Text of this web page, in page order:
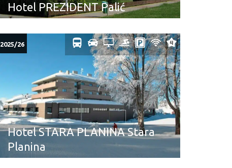
Hotel PREZIDENT Palić
Hotel STARA PLANINA Stara
Planina
2025/26